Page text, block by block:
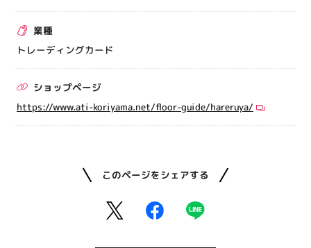
アティビジョンについて
業種
トレーディングカード
ショップページ
https://www.ati-koriyama.net/floor-guide/hareruya/
このページをシェアする